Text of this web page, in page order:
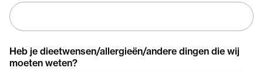
Heb je dieetwensen/allergieën/andere dingen die wij
moeten weten?